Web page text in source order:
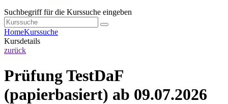
Suchbegriff für die Kurssuche eingeben
HomeKurssuche
Kursdetails
zurück
Prüfung TestDaF
(papierbasiert) ab 09.07.2026